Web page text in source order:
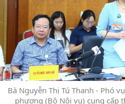
Bà Nguyễn Thị Tú Thanh - Phó
phương (Bộ Nội vụ) cung cấp